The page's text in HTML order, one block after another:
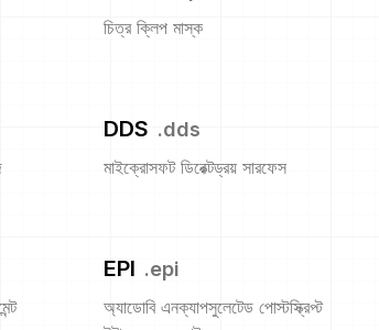
চিত্র ক্লিপ মাস্ক
DDS .dds
মাইক্রোসফট ডিরেক্টড্রয় সারফেস
EPI .epi
অ্যাডোবি এনক্যাপসুলেটেড পোস্টস্ক্রিপ্ট